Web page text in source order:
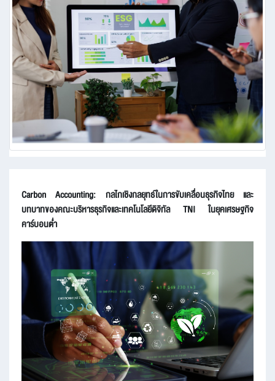
Carbon Accounting: กลไกเชิงกลยุทธ์ในการขับเคลื่อนธุรกิจไทย และ
บทบาทของคณะบริหารธุรกิจและเทคโนโลยีดิจิทัล TNI ในยุคเศรษฐกิจ
คาร์บอนต่ำ